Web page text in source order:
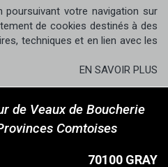
poursuivant votre navigation sur
de cookies destinés à des
techniques et en lien avec les
EN SAVOIR PLUS
de Veaux de Boucherie
Comtoises
70100 GRAY